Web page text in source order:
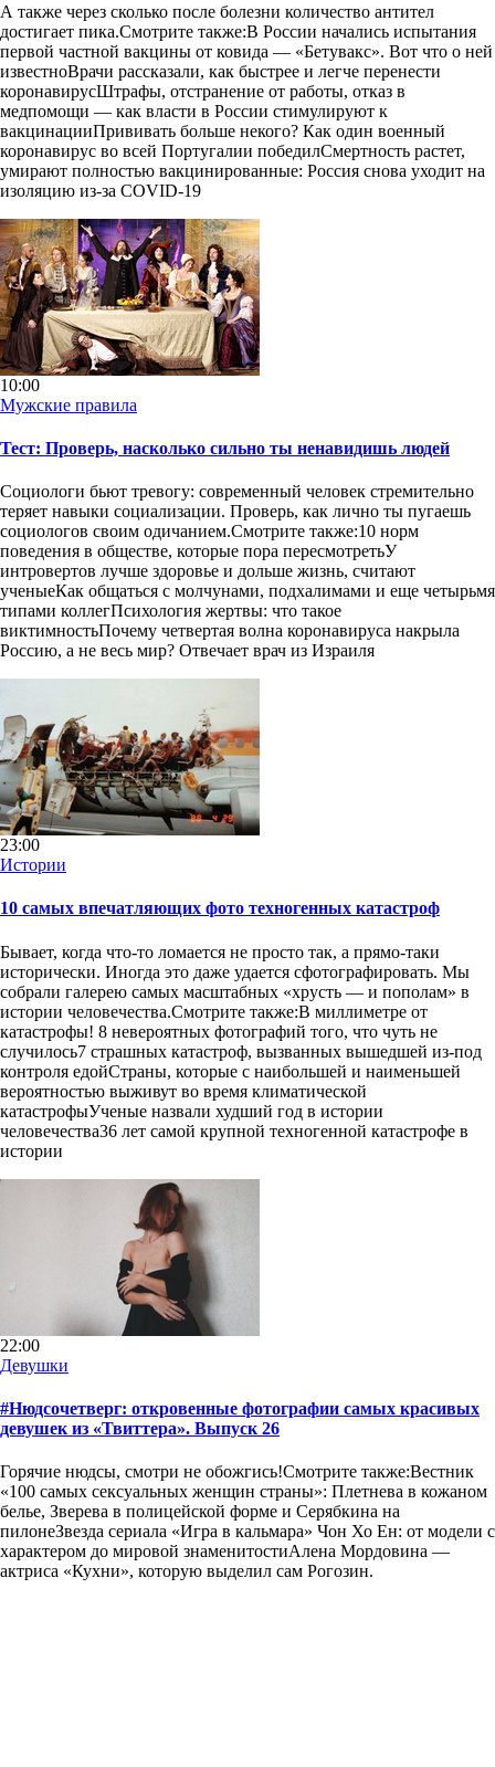
А также через сколько после болезни количество антител
достигает пика.Смотрите также:В России начались испытания
первой частной вакцины от ковида — «Бетувакс». Вот что о ней
известноВрачи рассказали, как быстрее и легче перенести
коронавирусШтрафы, отстранение от работы, отказ в
медпомощи — как власти в России стимулируют к
вакцинацииПрививать больше некого? Как один военный
коронавирус во всей Португалии победилСмертность растет,
умирают полностью вакцинированные: Россия снова уходит на
изоляцию из-за COVID-19
10:00
Мужские правила
Тест: Проверь, насколько сильно ты ненавидишь людей
Социологи бьют тревогу: современный человек стремительно
теряет навыки социализации. Проверь, как лично ты пугаешь
социологов своим одичанием.Смотрите также:10 норм
поведения в обществе, которые пора пересмотретьУ
интровертов лучше здоровье и дольше жизнь, считают
ученыеКак общаться с молчунами, подхалимами и еще четырьмя
типами коллегПсихология жертвы: что такое
виктимностьПочему четвертая волна коронавируса накрыла
Россию, а не весь мир? Отвечает врач из Израиля
23:00
Истории
10 самых впечатляющих фото техногенных катастроф
Бывает, когда что-то ломается не просто так, а прямо-таки
исторически. Иногда это даже удается сфотографировать. Мы
собрали галерею самых масштабных «хрусть — и пополам» в
истории человечества.Смотрите также:В миллиметре от
катастрофы! 8 невероятных фотографий того, что чуть не
случилось7 страшных катастроф, вызванных вышедшей из-под
контроля едойСтраны, которые с наибольшей и наименьшей
вероятностью выживут во время климатической
катастрофыУченые назвали худший год в истории
человечества36 лет самой крупной техногенной катастрофе в
истории
22:00
Девушки
#Нюдсочетверг: откровенные фотографии самых красивых
девушек из «Твиттера». Выпуск 26
Горячие нюдсы, смотри не обожгись!Смотрите также:Вестник
«100 самых сексуальных женщин страны»: Плетнева в кожаном
белье, Зверева в полицейской форме и Серябкина на
пилонеЗвезда сериала «Игра в кальмара» Чон Хо Ен: от модели с
характером до мировой знаменитостиАлена Мордовина —
актриса «Кухни», которую выделил сам Рогозин.